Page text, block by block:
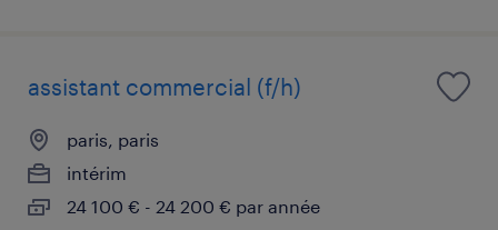
assistant commercial (f/h)
paris, paris
intérim
24 100 € - 24 200 € par année